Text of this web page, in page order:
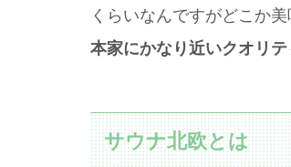
くらいなんですがどこか
本家にかなり近いクオリ
サウナ北欧とは